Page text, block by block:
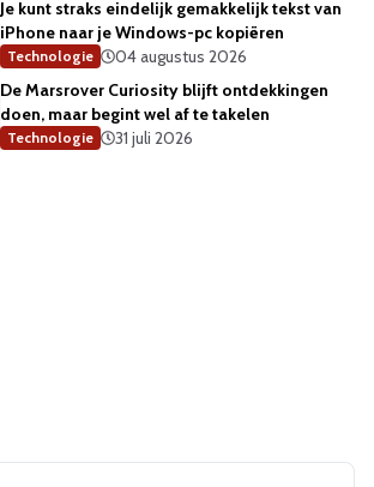
Je kunt straks eindelijk gemakkelijk tekst van
iPhone naar je Windows-pc kopiëren
Technologie
04 augustus 2026
De Marsrover Curiosity blijft ontdekkingen
doen, maar begint wel af te takelen
Technologie 31 juli 2026